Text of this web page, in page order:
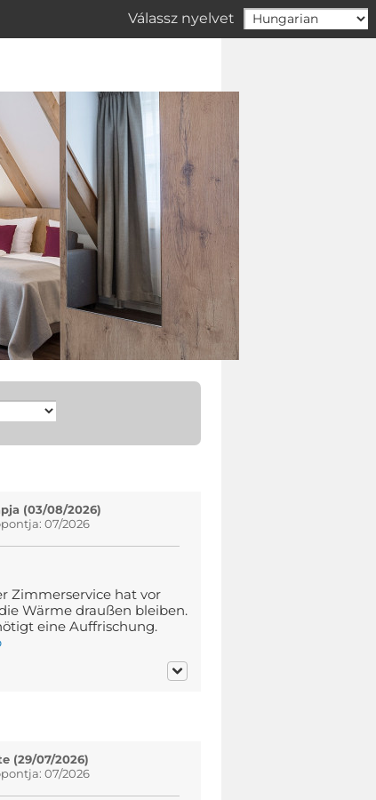
Válassz nyelvet
(03/08/2026)
07/2026
Zimmerservice hat vor
Wärme draußen bleiben.
eine Auffrischung.
(29/07/2026)
07/2026